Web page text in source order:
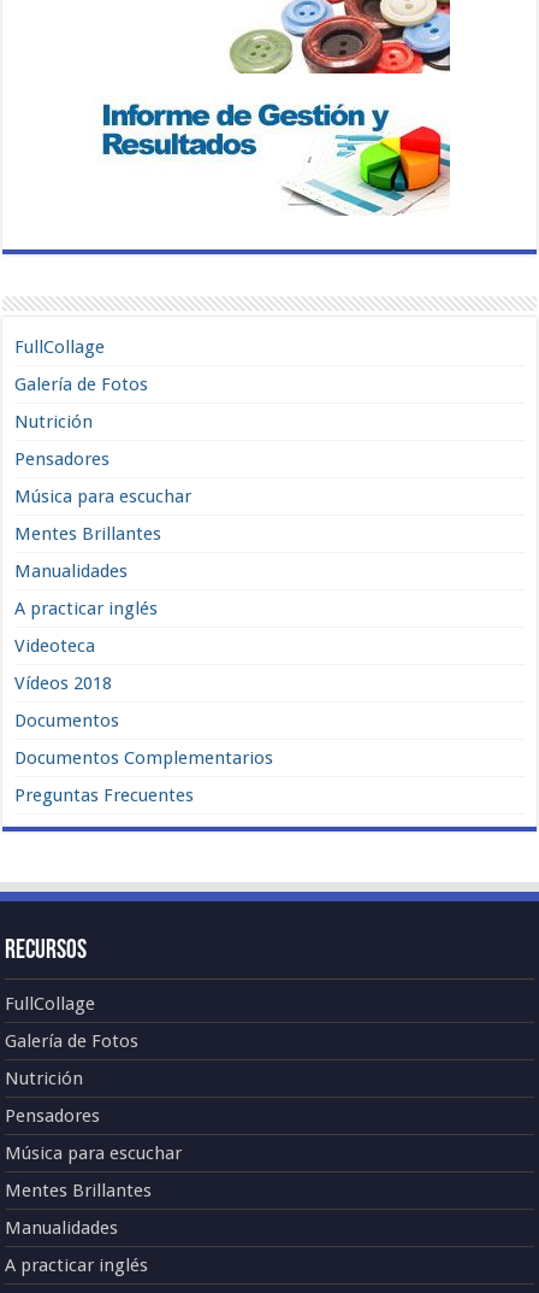
FullCollage
Galería de Fotos
Nutrición
Pensadores
Música para escuchar
Mentes Brillantes
Manualidades
A practicar inglés
Videoteca
Vídeos 2018
Documentos
Documentos Complementarios
Preguntas Frecuentes
Recursos
FullCollage
Galería de Fotos
Nutrición
Pensadores
Música para escuchar
Mentes Brillantes
Manualidades
A practicar inglés